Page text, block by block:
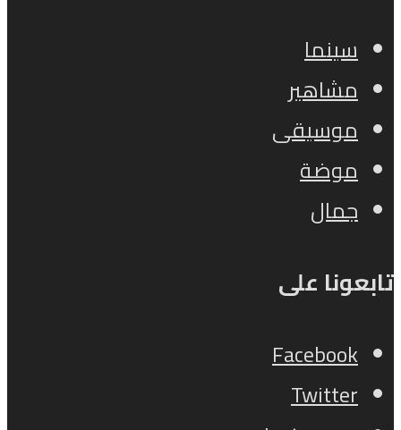
سينما
مشاهير
موسيقى
موضة
جمال
تابعونا على
Facebook
Twitter